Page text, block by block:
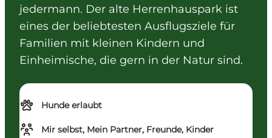
jedermann. Der alte Herrenhauspark ist
eines der beliebtesten Ausflugsziele für
Familien mit kleinen Kindern und
Einheimische, die gern in der Natur sind.
Hunde erlaubt
Mir selbst, Mein Partner, Freunde, Kinder